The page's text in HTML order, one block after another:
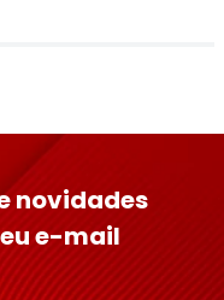
novidades
e-mail